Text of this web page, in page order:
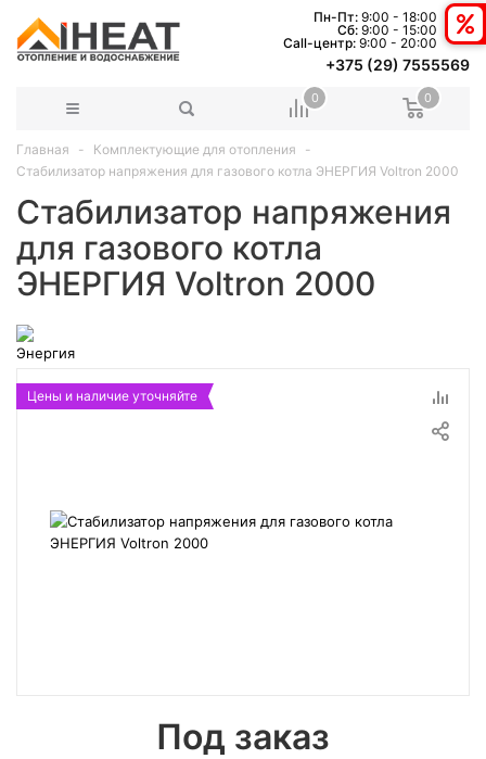
Пн-Пт: 9:00 - 18:00
Сб: 9:00 - 15:00
Сall-центр: 9:00 - 20:00
+375 (29) 7555569
0 0
Главная
Комплектующие для отопления
Стабилизатор напряжения для газового котла ЭНЕРГИЯ Voltron 2000
Стабилизатор напряжения
для газового котла
ЭНЕРГИЯ Voltron 2000
Цены и наличие уточняйте
Под заказ